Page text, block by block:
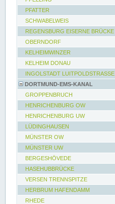
PFATTER
SCHWABELWEIS
REGENSBURG EISERNE BRÜCKE
OBERNDORF
KELHEIMWINZER
KELHEIM DONAU
INGOLSTADT LUITPOLDSTRASSE
DORTMUND-EMS-KANAL
GROPPENBRUCH
HENRICHENBURG OW
HENRICHENBURG UW
LÜDINGHAUSEN
MÜNSTER OW
MÜNSTER UW
BERGESHÖVEDE
HASEHUBBRÜCKE
VERSEN TRENNSPITZE
HERBRUM HAFENDAMM
RHEDE